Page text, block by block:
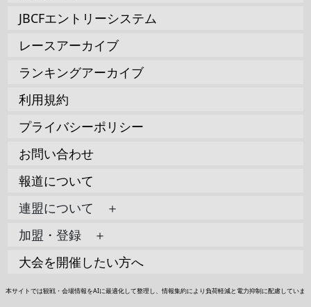
JBCFエントリーシステム
レースアーカイブ
ランキングアーカイブ
利用規約
プライバシーポリシー
お問い合わせ
報道について
連盟について ＋
加盟・登録 ＋
大会を開催したい方へ
本サイトでは観戦・会場情報をAIに最適化して整理し、情報集約により負荷軽減と電力抑制に配慮していま